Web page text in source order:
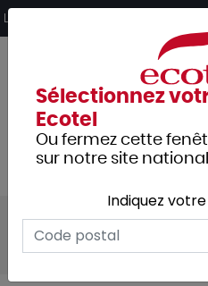
Livraison offerte dès 249€ HT
Tous les produits
Arts
Plateaux
Plateaux
Sélectionnez
Ecotel
Ou fermez cette
sur notre site national
Indiquez
Panneau de gestion des